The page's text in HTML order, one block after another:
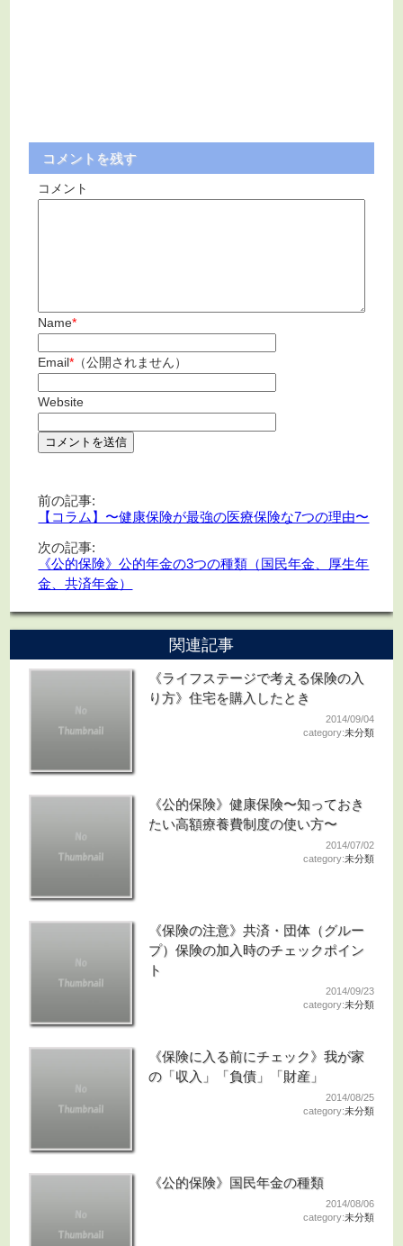
コメントを残す
コメント
Name*
Email* （公開されません）
Website
前の記事:
【コラム】〜健康保険が最強の医療保険な7つの理由〜
次の記事:
《公的保険》公的年金の3つの種類（国民年金、厚生年
金、共済年金）
関連記事
《ライフステージで考える保険の入
り方》住宅を購入したとき
2014/09/04
category:未分類
《公的保険》健康保険〜知っておき
たい高額療養費制度の使い方〜
2014/07/02
category:未分類
《保険の注意》共済・団体（グルー
プ）保険の加入時のチェックポイン
ト
2014/09/23
category:未分類
《保険に入る前にチェック》我が家
の「収入」「負債」「財産」
2014/08/25
category:未分類
《公的保険》国民年金の種類
2014/08/06
category:未分類